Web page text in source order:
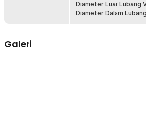
menjaga kondisi pakaian tetap kedap udara
Tidak hanya untuk pakaian, kantong plastik
Diameter Luar Lubang
Diameter Dalam
Galeri